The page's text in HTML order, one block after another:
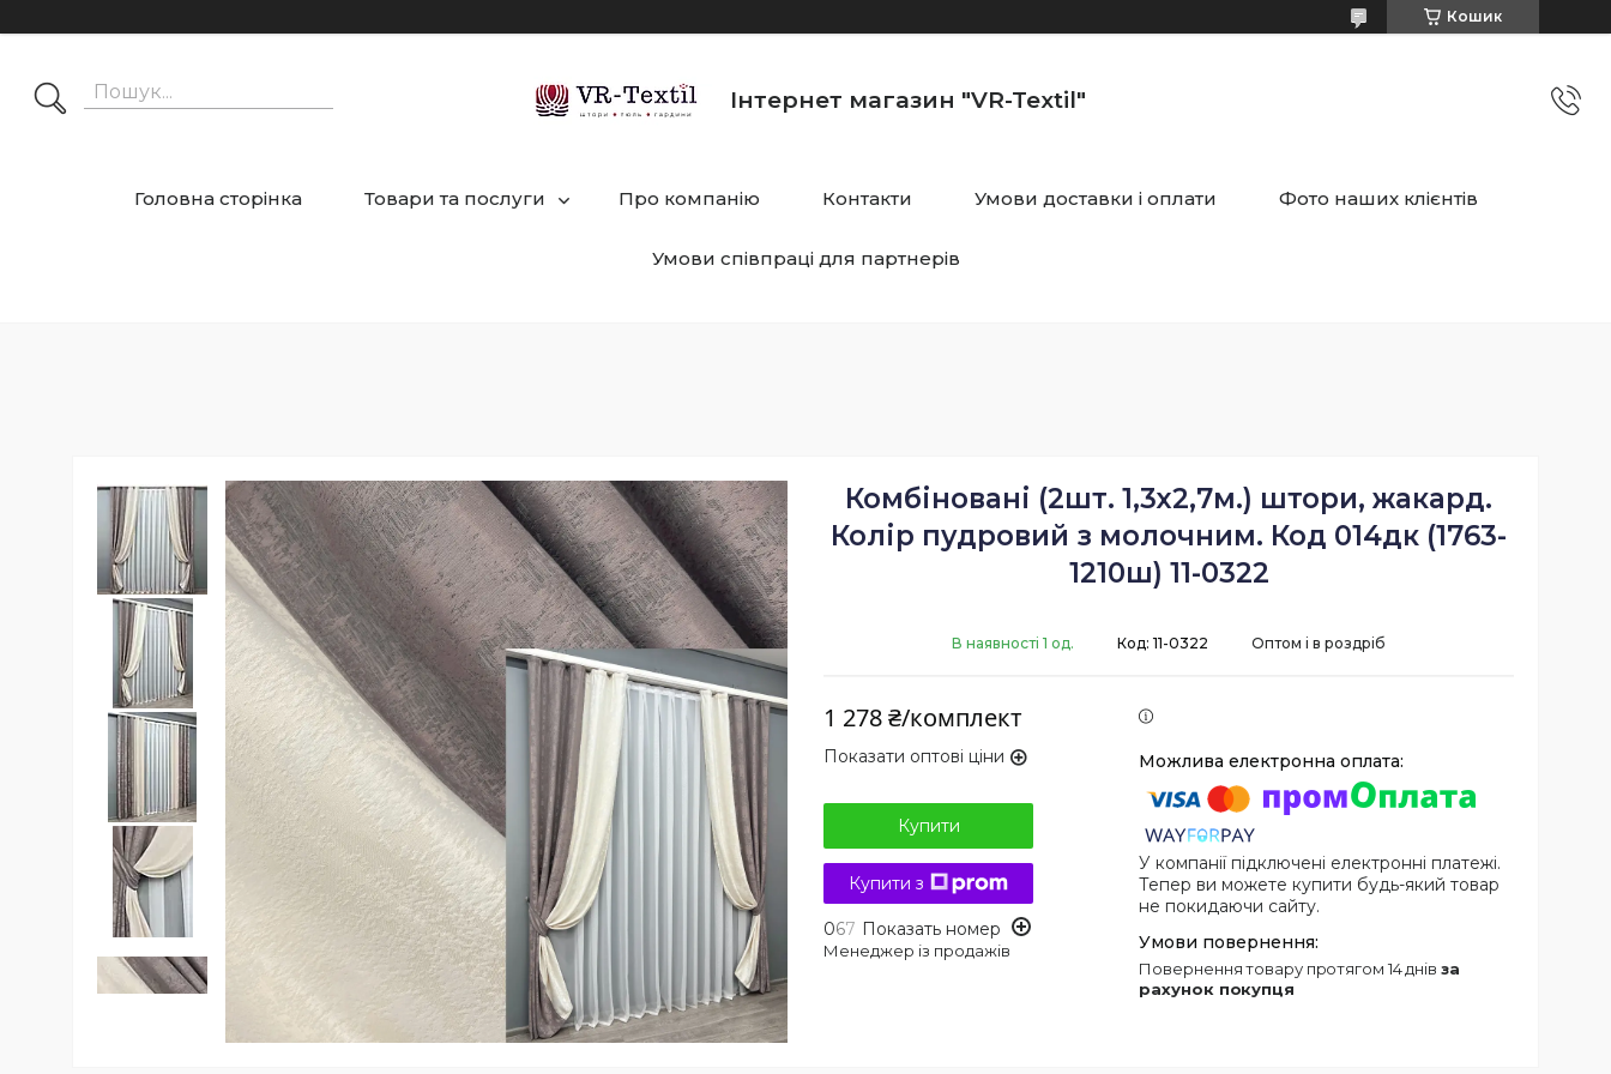
Кошик
Інтернет магазин "VR-Textil"
Головна сторінка Товари та послуги Про компанію Контакти Умови доставки і оплати Фото наших клієнтів
Умови співпраці для партнерів
Комбіновані (2шт. 1,3х2,7м.) штори, жакард.
Колір пудровий з молочним. Код 014дк (1763-
1210ш) 11-0322
В наявності 1 од. Оптом і в роздріб
Код: 11-0322
1 278 ₴/комплект
Показати оптові ціни
Купити
Купити з
067 Показать номер
Менеджер із продажів
У компанії підключені електронні платежі.
Тепер ви можете купити будь-який товар
не покидаючи сайту.
повернення товару протягом 14 днів за
рахунок покупця